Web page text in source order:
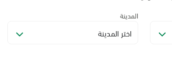
المدينة
اختر المدينة